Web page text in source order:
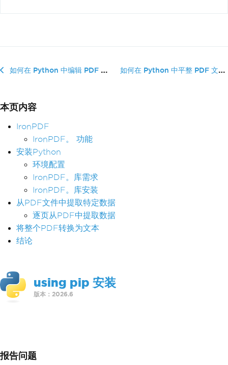
如何在 Python 中编辑 PDF 文件 如何在 Python 中平整 PDF 文件
本页内容
IronPDF
IronPDF。 功能
安装Python
环境配置
IronPDF。库需求
IronPDF。库安装
从PDF文件中提取特定数据
逐页从PDF中提取数据
将整个PDF转换为文本
结论
using pip 安装
版本：2026.6
报告问题